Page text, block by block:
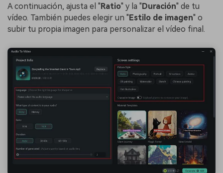
A continuación, ajusta el "Ratio" y la "Duración" de tu
vídeo. También puedes elegir un "Estilo de imagen" o
subir tu propia imagen para personalizar el vídeo final.